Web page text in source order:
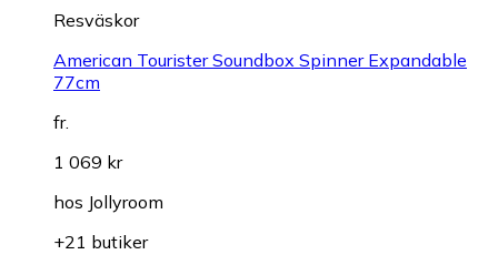
Resväskor
American Tourister Soundbox Spinner Expandable
77cm
fr.
1 069 kr
hos Jollyroom
+21 butiker